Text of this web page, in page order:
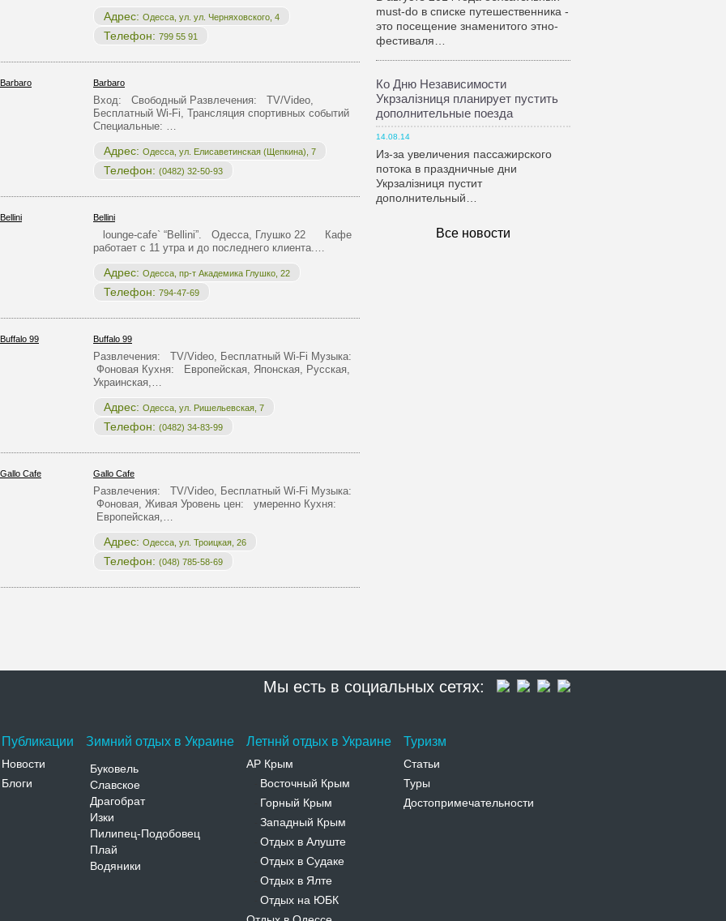
Адрес: Одесса, ул. ул. Черняховского, 4
Телефон: 799 55 91
Barbaro
Вход: Свободный Развлечения: TV/Video,
Бесплатный Wi-Fi, Трансляция спортивных событий
Специальные: …
Адрес: Одесса, ул. Елиcаветинская (Щепкина), 7
Телефон: (0482) 32-50-93
Bellini
lounge-cafe` “Bellini”. Одесса, Глушко 22 Кафе
работает с 11 утра и до последнего клиента.…
Адрес: Одесса, пр-т Академика Глушко, 22
Телефон: 794-47-69
Buffalo 99
Развлечения: TV/Video, Бесплатный Wi-Fi Музыка:
Фоновая Кухня: Европейская, Японская, Русская,
Украинская,…
Адрес: Одесса, ул. Ришельевская, 7
Телефон: (0482) 34-83-99
Gallo Cafe
Развлечения: TV/Video, Бесплатный Wi-Fi Музыка:
Фоновая, Живая Уровень цен: умеренно Кухня:
Европейская,…
Адрес: Одесса, ул. Троицкая, 26
Телефон: (048) 785-58-69
must-do в списке путешественника -
это посещение знаменитого этно-
фестиваля…
Ко Дню Независимости
Укрзалiзниця планирует пустить
дополнительные поезда
14.08.14
Из-за увеличения пассажирского
потока в праздничные дни
Укрзалiзниця пустит
дополнительный…
Все новости
Мы есть в социальных сетях:
Публикации
Новости
Блоги
Зимний отдых в Украине
Буковель
Славское
Драгобрат
Изки
Пилипец-Подобовец
Плай
Водяники
Летннй отдых в Украине
АР Крым
Восточный Крым
Горный Крым
Западный Крым
Отдых в Алуште
Отдых в Судаке
Отдых в Ялте
Отдых на ЮБК
Туризм
Статьи
Туры
Достопримечательности